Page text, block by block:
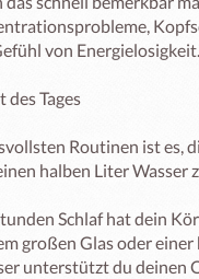
von Energielosigkeit.
Tages
Routinen ist es,
halben Liter Wasser
Schlaf hat dein
großen Glas oder einer
unterstützt du deinen